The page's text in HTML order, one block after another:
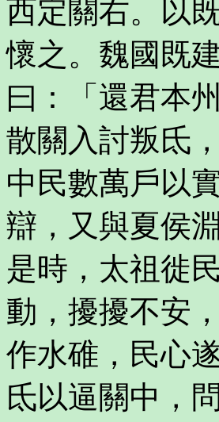
西定關右。以
懷之。魏國既
曰：「還君本
散關入討叛氐
中民數萬戶以
辯，又與夏侯
是時，太祖徙
動，擾擾不安
作水碓，民心
氐以逼關中，